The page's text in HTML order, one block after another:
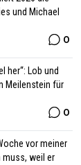
und Michael
0
her“: Lob und
Meilenstein für
0
vor meiner
muss, weil er